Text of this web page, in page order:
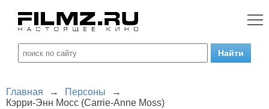
Главная → Персоны
→
Кэрри-Энн Мосс (Carrie-Anne Moss)